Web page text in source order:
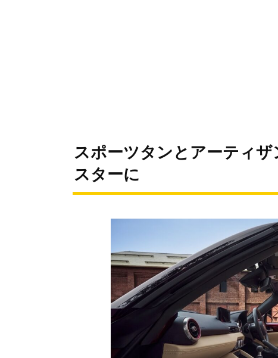
スポーツタンとアーティ
スターに